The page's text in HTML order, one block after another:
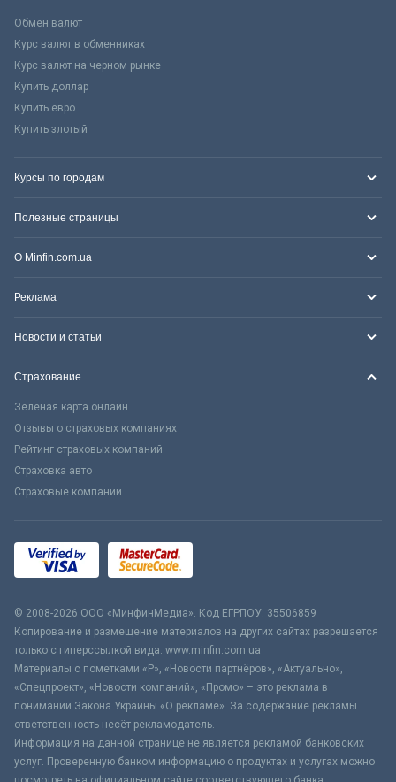
Обмен валют
Курс валют в обменниках
Курс валют на черном рынке
Купить доллар
Купить евро
Купить злотый
Курсы по городам
Полезные страницы
О Minfin.com.ua
Реклама
Новости и статьи
Страхование
Зеленая карта онлайн
Отзывы о страховых компаниях
Рейтинг страховых компаний
Страховка авто
Страховые компании
© 2008-2026 ООО «МинфинМедиа». Код ЕГРПОУ: 35506859
Копирование и размещение материалов на других сайтах разрешается
только с гиперссылкой вида: www.minfin.com.ua
Материалы с пометками «Р», «Новости партнёров», «Актуально»,
«Спецпроект», «Новости компаний», «Промо» – это реклама в
понимании Закона Украины «О рекламе». За содержание рекламы
ответственность несёт рекламодатель.
Информация на данной странице не является рекламой банковских
услуг. Проверенную банком информацию о продуктах и услугах можно